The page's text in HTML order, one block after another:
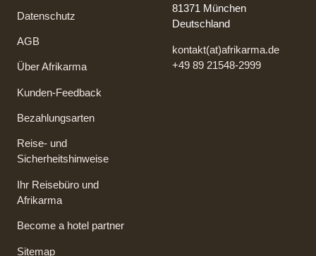
Datenschutz
AGB
Über Afrikarma
Kunden-Feedback
Bezahlungsarten
Reise- und
Sicherheitshinweise
Ihr Reisebüro und
Afrikarma
Become a hotel partner
Sitemap
81371 München
Deutschland
kontakt(at)afrikarma.de
+49 89 21548-2999